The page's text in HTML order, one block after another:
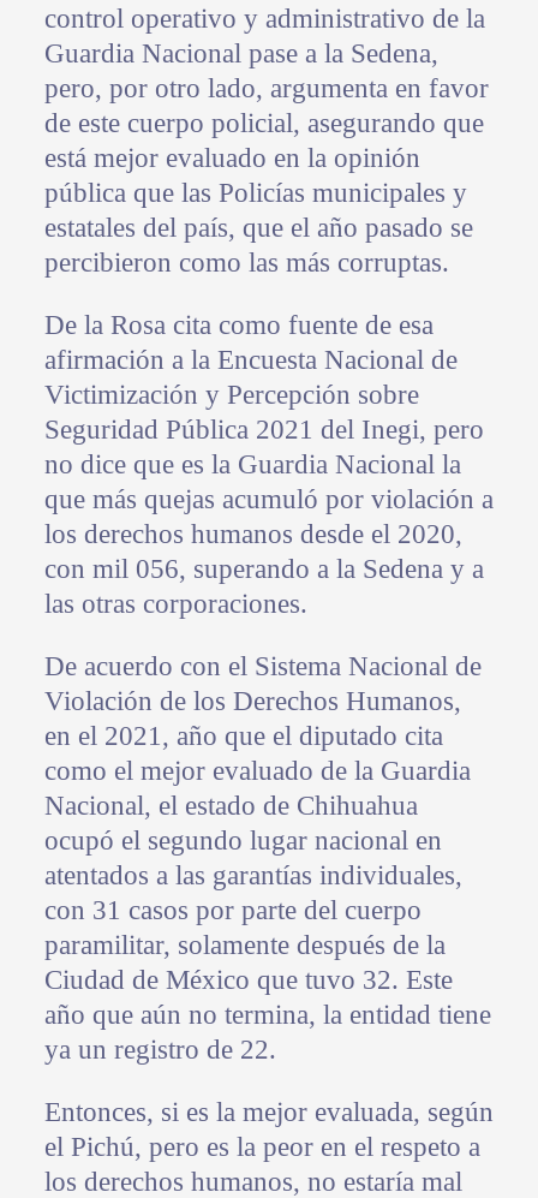
control operativo y administrativo de la
Guardia Nacional pase a la Sedena,
pero, por otro lado, argumenta en favor
de este cuerpo policial, asegurando que
está mejor evaluado en la opinión
pública que las Policías municipales y
estatales del país, que el año pasado se
percibieron como las más corruptas.
De la Rosa cita como fuente de esa
afirmación a la Encuesta Nacional de
Victimización y Percepción sobre
Seguridad Pública 2021 del Inegi, pero
no dice que es la Guardia Nacional la
que más quejas acumuló por violación a
los derechos humanos desde el 2020,
con mil 056, superando a la Sedena y a
las otras corporaciones.
De acuerdo con el Sistema Nacional de
Violación de los Derechos Humanos,
en el 2021, año que el diputado cita
como el mejor evaluado de la Guardia
Nacional, el estado de Chihuahua
ocupó el segundo lugar nacional en
atentados a las garantías individuales,
con 31 casos por parte del cuerpo
paramilitar, solamente después de la
Ciudad de México que tuvo 32. Este
año que aún no termina, la entidad tiene
ya un registro de 22.
Entonces, si es la mejor evaluada, según
el Pichú, pero es la peor en el respeto a
los derechos humanos, no estaría mal